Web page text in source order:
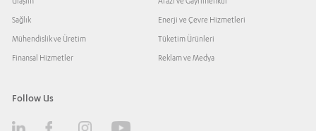
Sağlık
Mühendislik ve Üretim
Finansal Hizmetler
Enerji ve Çevre Hizmetleri
Tüketim Ürünleri
Reklam ve Medya
Follow Us